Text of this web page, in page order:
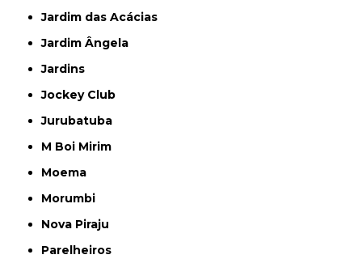
Jardim das Acácias
Jardim Ângela
Jardins
Jockey Club
Jurubatuba
M Boi Mirim
Moema
Morumbi
Nova Piraju
Parelheiros